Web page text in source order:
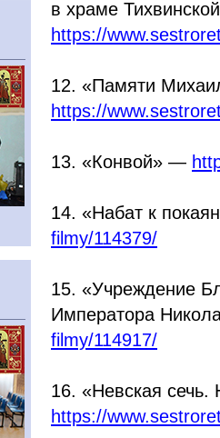
в храме
https://
12. «Памяти
https://
13. «Конвой» —
14. «Набат к
filmy/114379/
15. «Учреждение
Императора
filmy/114917/
16. «Невская сечь.
https://